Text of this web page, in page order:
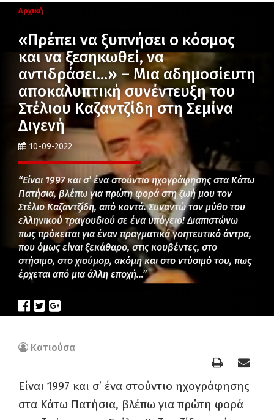
Αρχική
«Πρέπει να ξυπνήσει ο κόσμος
και να ξεσηκωθεί, να
αντιδράσει…» – Μια αδημοσίευτη
αποκαλυπτική συνέντευξη του
Στέλιου Καζαντζίδη στη Σεμίνα
Διγενή
10-09-2022
“Είναι 1997 και σ’ ένα στούντιο ηχογράφησης στα Κάτω
Πατήσια, βλέπω για πρώτη φορά στη ζωή μου τον
Στέλιο Καζαντζίδη, από κοντά. Συναντώ τον μύθο του
ελληνικού τραγουδιού σε ένα υπόγειο! Διαπιστώνω
πως πρόκειται για έναν πραγματικά γοητευτικό άντρα,
που όμως είναι ξεκάθαρο, στις κουβέντες, στο
στήσιμο, στο χιούμορ, ακόμη και στο ντύσιμό του, πως
έρχεται από μια άλλη εποχή…”
Κατιούσα
Είναι 1997 και σ’ ένα στούντιο ηχογράφησης
στα Κάτω Πατήσια, βλέπω για πρώτη φορά